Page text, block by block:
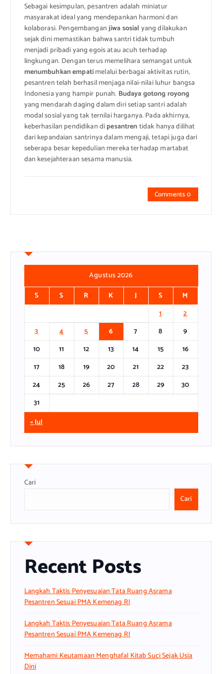
Sebagai kesimpulan, pesantren adalah miniatur
masyarakat ideal yang mendepankan harmoni dan
kolaborasi. Pengembanganjiwa sosial yang dilakukan
sejak dini memastikan bahwa santri tidak tumbuh
menjadi pribadi yang egois atau acuh terhadap
lingkungan. Dengan terus memelihara semangat untuk
menumbuhkan empatimelalui berbagai aktivitas rutin,
pesantren telah berhasil menjaga nilai-nilai luhur bangsa
Indonesia yang hampir punah. Budaya gotong royong
yang mendarah daging dalam diri setiap santri adalah
modal sosial yang tak ternilai harganya. Pada akhirnya,
keberhasilan pendidikan dipesantrentidak hanya dilihat
dari kepandaian santrinya dalam mengaji, tetapi juga dari
seberapa besar kepedulian mereka terhadap martabat
dan kesejahteraan sesama manusia.
Comments 0
Agustus 2026
S
S R K J S
M
1
2
3
4 5 6 7 8
9
10
11 12 13 14 15
16
17
18 19 20 21 22
23
24
25 26 27 28 29
30
31
« Jul
Cari
Cari
Recent Posts
Langkah Taktis Penyesuaian Tata Ruang Asrama
Pesantren Sesuai PMA Kemenag RI
Langkah Taktis Penyesuaian Tata Ruang Asrama
Pesantren Sesuai PMA Kemenag RI
Memahami Keutamaan Menghafal Kitab Suci Sejak Usia
Dini